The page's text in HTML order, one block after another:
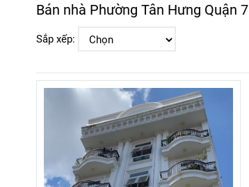
Bán nhà Phường Tân Hưng Quận 7
Sắp xếp: